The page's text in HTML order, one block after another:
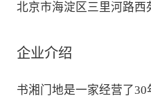
北京市海淀区三里河路西
企业介绍
书湘门地是一家经营了